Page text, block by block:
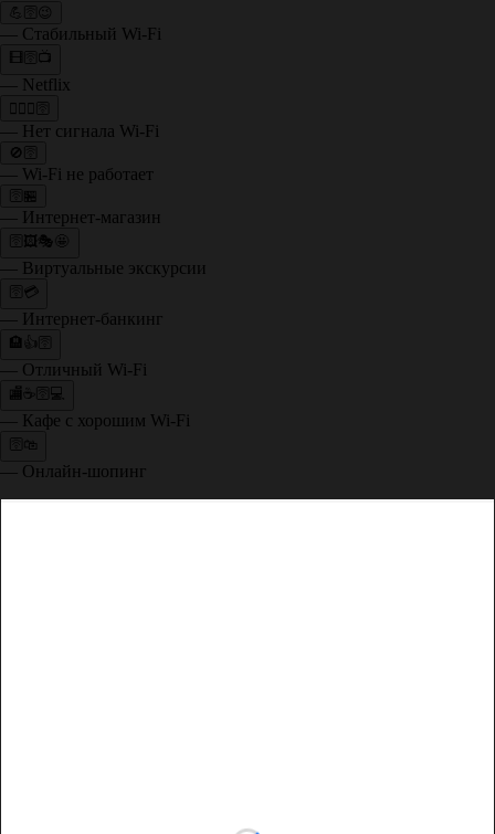
💪🛜😉
— Стабильный Wi-Fi
🎞🛜📺
— Netflix
🤷‍♀️❌🛜
— Нет сигнала Wi-Fi
🚫🛜
— Wi-Fi не работает
🛜🏪
— Интернет-магазин
🛜🖼🎭🤩
— Виртуальные экскурсии
🛜💳
— Интернет-банкинг
🏨👍🛜
— Отличный Wi-Fi
🏬☕🛜💻
— Кафе с хорошим Wi-Fi
🛜🛍
— Онлайн-шопинг